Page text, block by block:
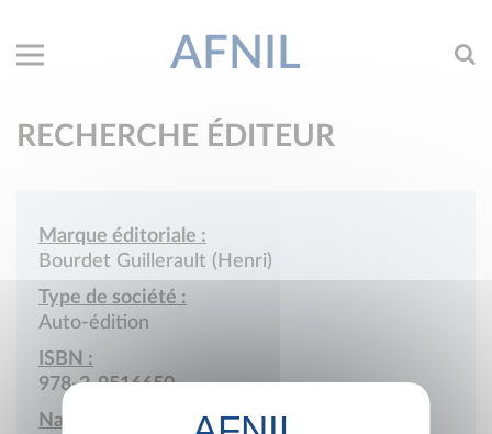
AFNIL
RECHERCHE ÉDITEUR
Marque éditoriale :
Bourdet Guillerault (Henri)
Type de société :
Auto-édition
ISBN :
978-2-9516650
Nationalité :